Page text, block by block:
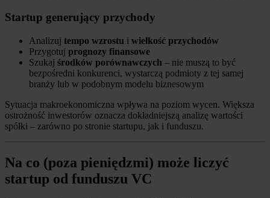
Startup generujący przychody
Analizuj tempo wzrostu i wielkość przychodów
Przygotuj prognozy finansowe
Szukaj środków porównawczych – nie muszą to być
bezpośredni konkurenci, wystarczą podmioty z tej samej
branży lub w podobnym modelu biznesowym
Sytuacja makroekonomiczna wpływa na poziom wycen. Większa
ostrożność inwestorów oznacza dokładniejszą analizę wartości
spółki – zarówno po stronie startupu, jak i funduszu.
Na co (poza pieniędzmi) może liczyć
startup od funduszu VC